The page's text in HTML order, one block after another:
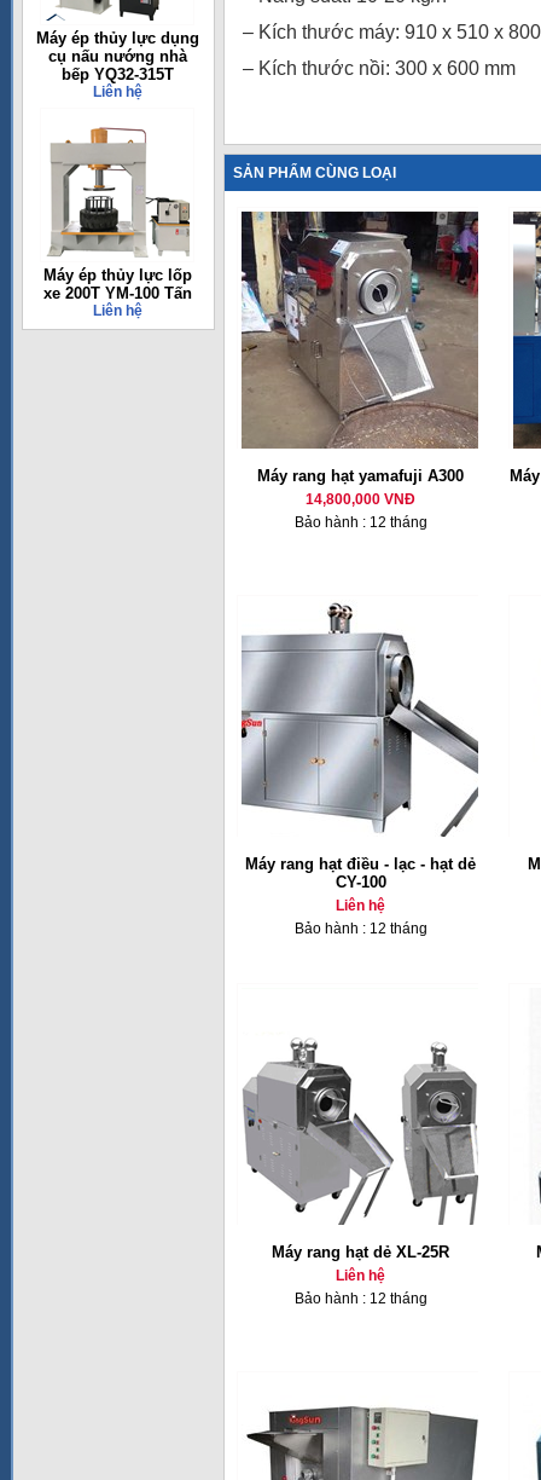
Máy ép thủy lực dụng
cụ nấu nướng nhà
bếp YQ32-315T
Liên hệ
Máy ép thủy lực lốp
xe 200T YM-100 Tấn
Liên hệ
– Kích thước máy: 910 x 510 x
– Kích thước nồi: 300 x 600 mm
SẢN PHẨM CÙNG LOẠI
Máy rang hạt yamafuji A300
14,800,000 VNĐ
Bảo hành : 12 tháng
Máy rang hạt điều - lạc - hạt dẻ
CY-100
Liên hệ
Bảo hành : 12 tháng
Máy rang hạt dẻ XL-25R
Liên hệ
Bảo hành : 12 tháng